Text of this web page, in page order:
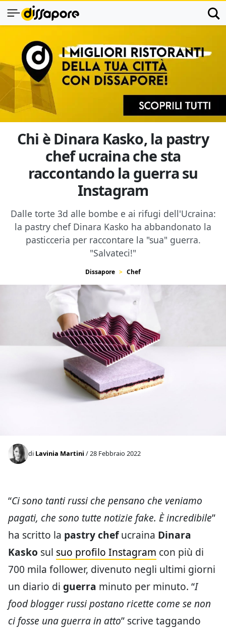
Chi è Dinara Kasko, la pastry
chef ucraina che sta
raccontando la guerra su
Instagram
Dalle torte 3d alle bombe e ai rifugi dell'Ucraina:
la pastry chef Dinara Kasko ha abbandonato la
pasticceria per raccontare la "sua" guerra.
"Salvateci!"
Dissapore Chef
di Lavinia Martini / 28 Febbraio 2022
“Ci sono tanti russi che pensano che veniamo
pagati, che sono tutte notizie fake. È incredibile”
ha scritto la pastry chefucraina Dinara
Kasko sul suo profilo Instagram con più di
700 mila follower, divenuto negli ultimi giorni
un diario di guerra minuto per minuto. “I
food blogger russi postano ricette come se non
ci fosse una guerra in atto” scrive taggando